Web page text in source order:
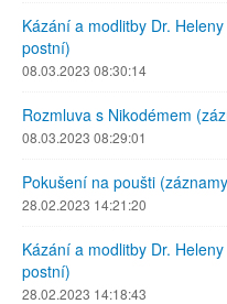
Kázání a modlitby Dr.
postní)
08.03.2023 08:30:14
Rozmluva s Nikodémem
08.03.2023 08:29:01
Pokušení na poušti
28.02.2023 14:21:20
Kázání a modlitby Dr.
postní)
28.02.2023 14:18:43